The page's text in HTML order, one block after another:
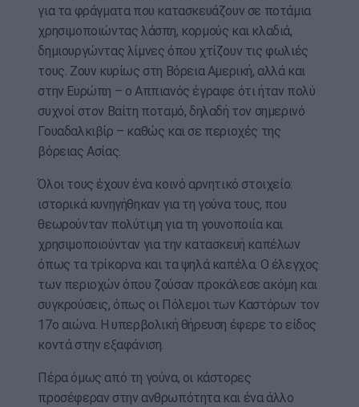
για τα φράγματα που κατασκευάζουν σε ποτάμια
χρησιμοποιώντας λάσπη, κορμούς και κλαδιά,
δημιουργώντας λίμνες όπου χτίζουν τις φωλιές
τους. Ζουν κυρίως στη Βόρεια Αμερική, αλλά και
στην Ευρώπη – ο Αππιανός έγραφε ότι ήταν πολύ
συχνοί στον Βαίτη ποταμό, δηλαδή τον σημερινό
Γουαδαλκιβίρ – καθώς και σε περιοχές της
βόρειας Ασίας.
Όλοι τους έχουν ένα κοινό αρνητικό στοιχείο:
ιστορικά κυνηγήθηκαν για τη γούνα τους, που
θεωρούνταν πολύτιμη για τη γουνοποιία και
χρησιμοποιούνταν για την κατασκευή καπέλων
όπως τα τρίκορνα και τα ψηλά καπέλα. Ο έλεγχος
των περιοχών όπου ζούσαν προκάλεσε ακόμη και
συγκρούσεις, όπως οι Πόλεμοι των Καστόρων τον
17ο αιώνα. Η υπερβολική θήρευση έφερε το είδος
κοντά στην εξαφάνιση.
Πέρα όμως από τη γούνα, οι κάστορες
προσέφεραν στην ανθρωπότητα και ένα άλλο